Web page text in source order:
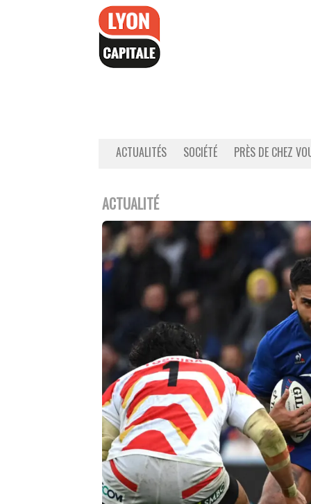
ACTUALITÉS SOCIÉTÉ PRÈS DE CHEZ
ACTUALITÉ